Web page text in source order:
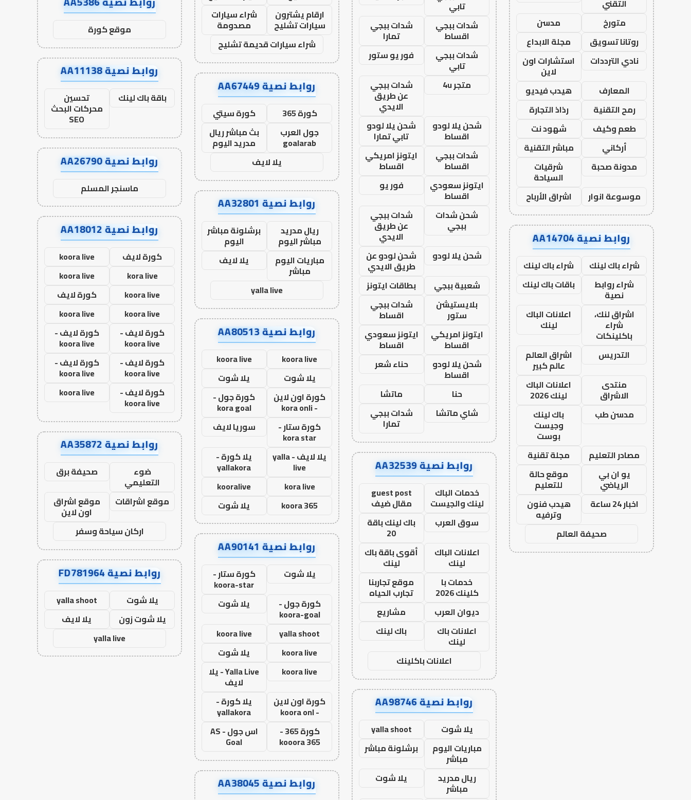
التقني
متورخ
مدسن
روتانا تسويق
مجلة الابداع
نادي الترددات
استشارات اون
لاين
المعارف
هيدب فيديو
رمح التقنية
رذاذ التجارة
طعم وكيف
شهود نت
أركاني
مباشر التقنية
مدونة صحبة
شرقيات
السياحة
موسوعة انوار
اشراق الأرباح
روابط نصية AA14704
شراء باك لينك
شراء باك لينك
شراء روابط
نصية
باقات باك لينك
اشراق لنك،
شراء
باكلينكات
اعلانات الباك
لينك
التدريس
اشراق العالم
عالم كبير
منتدى
الاشراق
اعلانات الباك
لينك 2026
مدسن طب
باك لينك
وجيست
بوست
مصادر التعليم
مجلة تقنية
يو ان بي
الرياضي
موقع حالة
للتعليم
اخبار 24 ساعة
هيدب فنون
وترفيه
صحيفة العالم
تابي
شدات ببجي
اقساط
شدات ببجي
تمارا
شدات ببجي
تابي
فور يو ستور
متجر 4u
شدات ببجي
عن طريق
الايدي
شحن يلا لودو
اقساط
شحن يلا لودو
تابي تمارا
شدات ببجي
اقساط
ايتونز امريكي
اقساط
ايتونز سعودي
اقساط
فور يو
شحن شدات
ببجي
شدات ببجي
عن طريق
الايدي
شحن يلا لودو
شحن لودو عن
طريق الايدي
شعبية ببجي
بطاقات ايتونز
بلايستيشن
ستور
شدات ببجي
اقساط
ايتونز امريكي
اقساط
ايتونز سعودي
اقساط
شحن يلا لودو
اقساط
حناء شعر
حنا
ماتشا
شاي ماتشا
شدات ببجي
تمارا
روابط نصية AA32539
خدمات الباك
لينك والجيست
guest post
مقال ضيف
سوق العرب
باك لينك باقة
20
اعلانات الباك
لينك
أقوى باقة باك
لينك
خدمات با
كلينك 2026
موقع تجاربنا
تجارب الحياه
ديوان العرب
مشاريع
اعلانات باك
لينك
باك لينك
اعلانات باكلينك
روابط نصية AA98746
يلا شوت
yalla shoot
مباريات اليوم
مباشر
برشلونة مباشر
ريال مدريد
مباشر
يلا شوت
ارقام يشترون
سيارات تشليح
شراء سيارات
مصدومة
شراء سيارات قديمة تشليح
روابط نصية AA67449
كورة 365
كورة سيتي
جول العرب
goalarab
بث مباشر ريال
مدريد اليوم
يلا لايف
روابط نصية AA32801
ريال مدريد
مباشر اليوم
برشلونة مباشر
اليوم
مباريات اليوم
مباشر
يلا لايف
yalla live
روابط نصية AA80513
koora live
koora live
يلا شوت
يلا شوت
كورة اون لاين
- kora onli
كورة جول -
kora goal
كورة ستار -
kora star
سوريا لايف
يلا لايف - yalla
live
يلا كورة -
yallakora
kora live
kooralive
koora 365
يلا شوت
روابط نصية AA90141
يلا شوت كورة ستار -
koora-star
كورة جول -
koora-goal
يلا شوت
yalla shoot
koora live
koora live
يلا شوت
koora live
Yalla Live - يلا
لايف
كورة اون لاين
- koora onl
يلا كورة -
yallakora
كورة 365 -
kooora 365
اس جول - AS
Goal
روابط نصية AA38045
موقع كورة
روابط نصية AA11138
باقة باك لينك تحسين
محركات البحث
SEO
روابط نصية AA26790
ماسنجر المسلم
روابط نصية AA18012
كورة لايف
koora live
kora live
koora live
koora live
كورة لايف
koora live
koora live
كورة لايف -
koora live
كورة لايف -
koora live
كورة لايف -
koora live
كورة لايف -
koora live
كورة لايف -
koora live
koora live
روابط نصية AA35872
ضوء
التعليمي
صحيفة برق
موقع اشراقات
موقع اشراق
اون لاين
اركان سياحة وسفر
روابط نصية FD781964
يلا شوت
yalla shoot
يلا شوت زون
يلا لايف
yalla live